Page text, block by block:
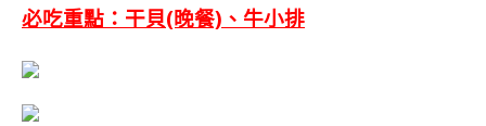
必吃重點：干貝(晚餐)、牛小排